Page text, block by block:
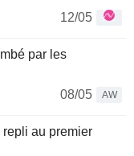
12/05
par les
08/05
AW
au premier